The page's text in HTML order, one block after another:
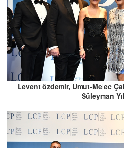
Levent özdemir, Umut-Melec
Süleyman